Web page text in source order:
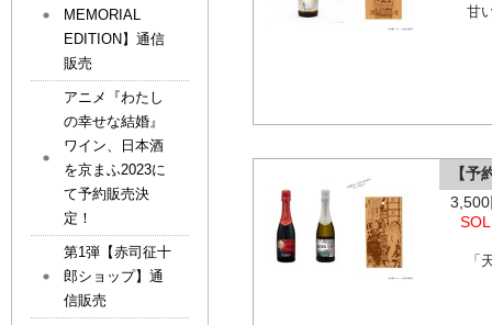
甘
【
「
MEMORIAL
EDITION】通信
販売
アニメ『わたし
の幸せな結婚』
ワイン、日本酒
を京まふ2023に
て予約販売決
定！
第1弾【赤司征十
郎ショップ】通
信販売